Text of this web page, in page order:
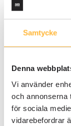
Samtycke
Denna
Vi använder
och annonserna
för sociala
vidarebefordrar
TESTIMONIALS
What
about
See